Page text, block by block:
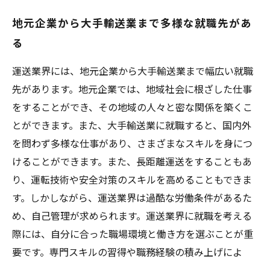
地元企業から大手輸送業まで多様な就職先があ
る
運送業界には、地元企業から大手輸送業まで幅広い就職
先があります。地元企業では、地域社会に根ざした仕事
をすることができ、その地域の人々と密な関係を築くこ
とができます。また、大手輸送業に就職すると、国内外
を問わず多様な仕事があり、さまざまなスキルを身につ
けることができます。また、長距離運送をすることもあ
り、運転技術や安全対策のスキルを高めることもできま
す。しかしながら、運送業界は過酷な労働条件があるた
め、自己管理が求められます。運送業界に就職を考える
際には、自分に合った職場環境と働き方を選ぶことが重
要です。専門スキルの習得や職務経験の積み上げによ